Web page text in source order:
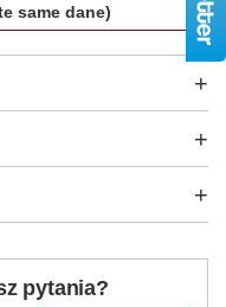
same dane)
pytania?